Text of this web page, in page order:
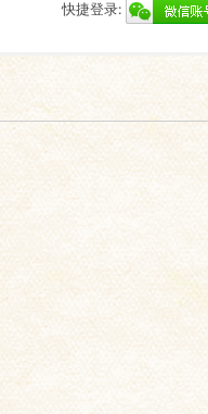
快捷登录: